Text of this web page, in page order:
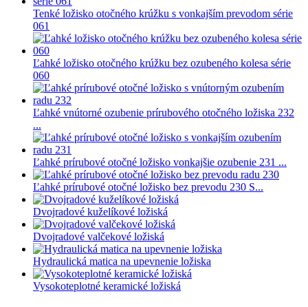
Tenké ložisko otočného krúžku s vonkajším prevodom série
061
Ľahké ložisko otočného krúžku bez ozubeného kolesa série
060
Ľahké vnútorné ozubenie prírubového otočného ložiska 232
...
Ľahké prírubové otočné ložisko vonkajšie ozubenie 231 ...
Ľahké prírubové otočné ložisko bez prevodu 230 S...
Dvojradové kuželíkové ložiská
Dvojradové valčekové ložiská
Hydraulická matica na upevnenie ložiska
Vysokoteplotné keramické ložiská